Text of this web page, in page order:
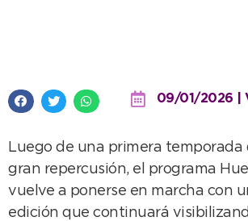
09/01/2026 |
Luego de una primera temporada
gran repercusión, el programa
vuelve a ponerse en marcha con
edición que continuará